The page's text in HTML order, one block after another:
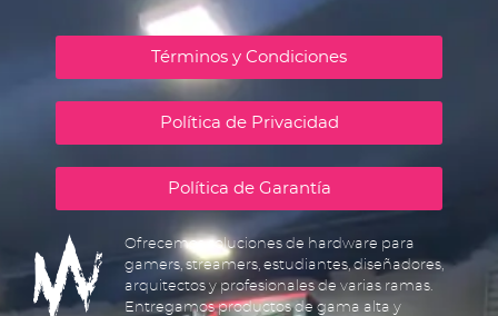
Términos y Condiciones
Política de Privacidad
Política de Garantía
Ofrecemos soluciones de hardware para
gamers, streamers, estudiantes, diseñadores,
arquitectos y profesionales de varias ramas.
Entregamos productos de gama alta y